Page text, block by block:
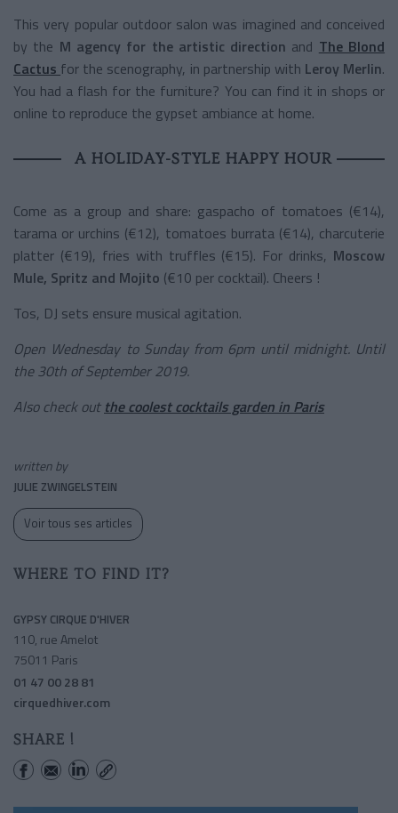
This very popular outdoor salon was imagined and conceived
by the M agency for the artistic direction and The Blond
Cactus for the scenography, in partnership with Leroy Merlin.
You had a flash for the furniture? You can find it in shops or
online to reproduce the gypset ambiance at home.
A HOLIDAY-STYLE HAPPY HOUR
Come as a group and share: gaspacho of tomatoes (€14),
tarama or urchins (€12), tomatoes burrata (€14), charcuterie
platter (€19), fries with truffles (€15). For drinks, Moscow
Mule, Spritz and Mojito (€10 per cocktail). Cheers !
Tos, DJ sets ensure musical agitation.
Open Wednesday to Sunday from 6pm until midnight. Until
the 30th of September 2019.
Also check out the coolest cocktails garden in Paris
written by
JULIE ZWINGELSTEIN
Voir tous ses articles
WHERE TO FIND IT?
GYPSY CIRQUE D'HIVER
110, rue Amelot
75011 Paris
01 47 00 28 81
cirquedhiver.com
SHARE !